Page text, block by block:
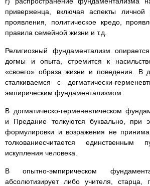
приверженца, включая аспекты личной
проявления, политическое кредо,
правила семейной жизни и т.д.
Религиозный фундаментализм
догмы и опыта, стремится к
«своего» образа жизни и поведения. В
сталкиваемся с догматически-
эмпирическим фундаментализмом.
В догматическо-герменевтическом
и Предание толкуются буквально, при
формулировки и возражения не
толкованиесчитается
искупления человека.
В опытно-эмпирическом
абсолютизирует либо учителя, старца,